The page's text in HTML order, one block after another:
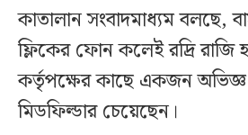
কাতালান সংবাদমাধ্যম বলছে,
ফ্লিকের ফোন কলেই রদ্রি রাজি
কর্তৃপক্ষের কাছে একজন অভিজ্ঞ
মিডফিল্ডার চেয়েছেন।